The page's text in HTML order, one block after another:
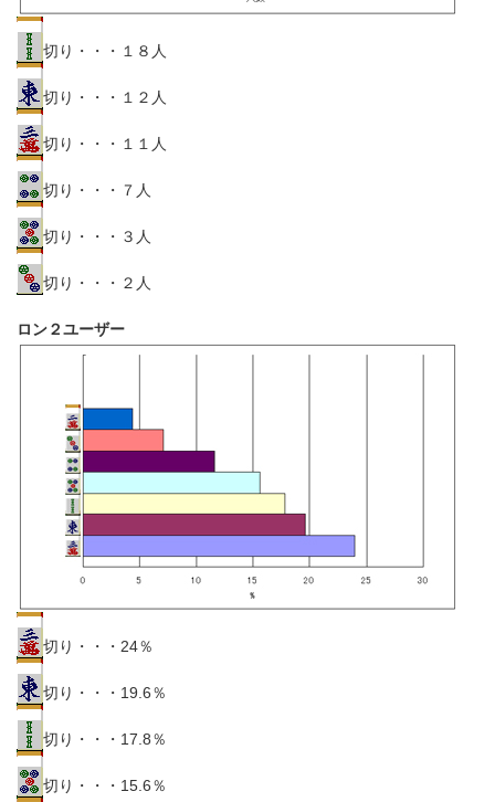
切り・・・１８人
切り・・・１２人
切り・・・１１人
切り・・・７人
切り・・・３人
切り・・・２人
ロン２ユーザー
切り・・・24％
切り・・・19.6％
切り・・・17.8％
切り・・・15.6％